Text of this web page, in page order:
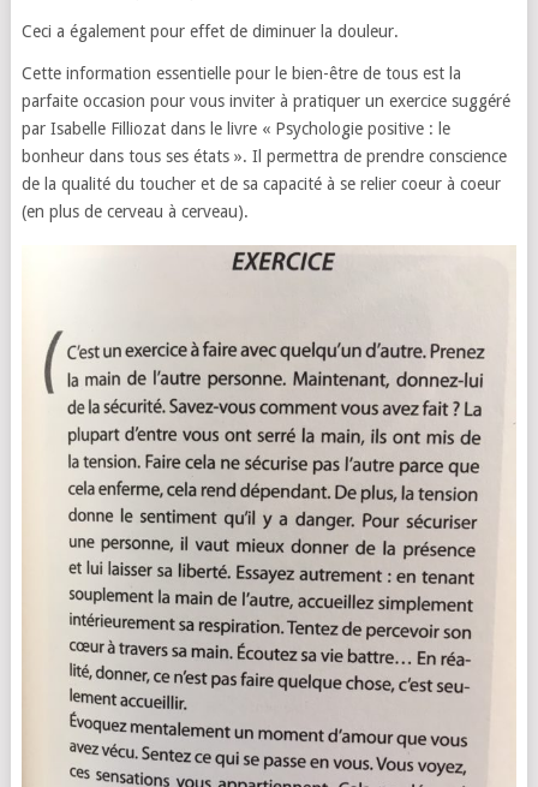
Ceci a également pour effet de diminuer la douleur.
Cette information essentielle pour le bien-être de tous est la
parfaite occasion pour vous inviter à pratiquer un exercice suggéré
par Isabelle Filliozat dans le livre « Psychologie positive : le
bonheur dans tous ses états ». Il permettra de prendre conscience
de la qualité du toucher et de sa capacité à se relier coeur à coeur
(en plus de cerveau à cerveau).